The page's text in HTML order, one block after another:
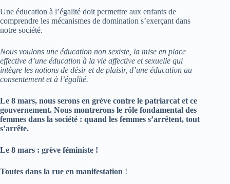
Une éducation à l’égalité doit permettre aux enfants de
comprendre les mécanismes de domination s’exerçant dans
notre société.
Nous voulons une éducation non sexiste, la mise en place
effective d’une éducation à la vie affective et sexuelle qui
intègre les notions de désir et de plaisir, d’une éducation au
consentement et à l’égalité.
Le 8 mars, nous serons en grève contre le patriarcat et ce
gouvernement. Nous montrerons le rôle fondamental des
femmes dans la société : quand les femmes s’arrêtent, tout
s’arrête.
Le 8 mars : grève féministe !
Toutes dans la rue en manifestation !